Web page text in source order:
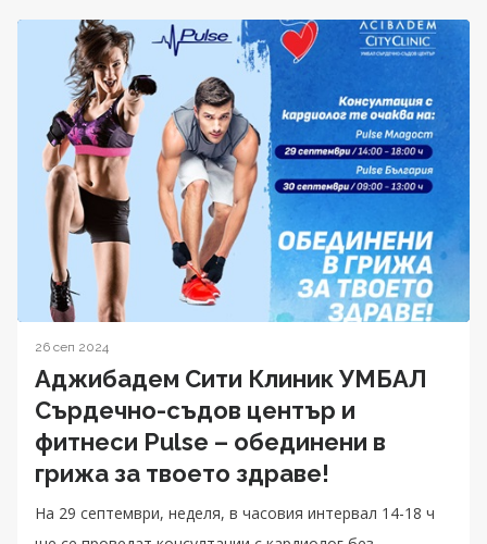
26 сеп 2024
Аджибадем Сити Клиник УМБАЛ
Сърдечно-съдов център и
фитнеси Pulse – обединени в
грижа за твоето здраве!
На 29 септември, неделя, в часовия интервал 14-18 ч